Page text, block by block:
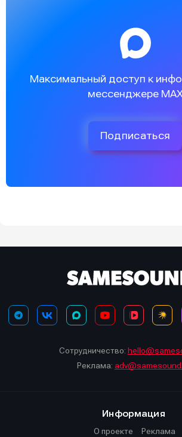
Максимальный доступ к
мессенджере
Подписаться
Сотрудничество:
Реклама:
Информация
О проекте
Реклама